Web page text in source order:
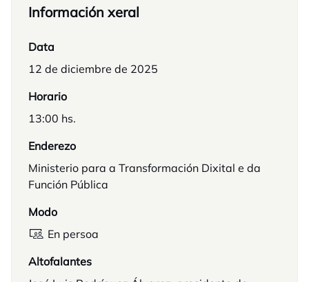
Información xeral
Data
12 de diciembre de 2025
Horario
13:00 hs.
Enderezo
Ministerio para a Transformación Dixital e da
Función Pública
Modo
En persoa
Altofalantes